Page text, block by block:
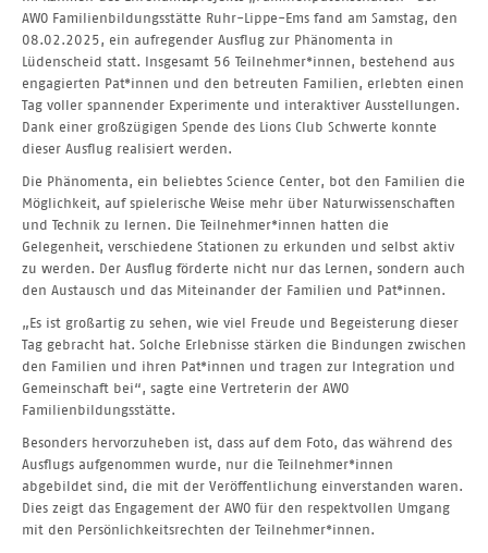
AWO Familienbildungsstätte Ruhr-Lippe-Ems fand am Samstag, den
08.02.2025, ein aufregender Ausflug zur Phänomenta in
Lüdenscheid statt. Insgesamt 56 Teilnehmer*innen, bestehend aus
engagierten Pat*innen und den betreuten Familien, erlebten einen
Tag voller spannender Experimente und interaktiver Ausstellungen.
Dank einer großzügigen Spende des Lions Club Schwerte konnte
dieser Ausflug realisiert werden.
Die Phänomenta, ein beliebtes Science Center, bot den Familien die
Möglichkeit, auf spielerische Weise mehr über Naturwissenschaften
und Technik zu lernen. Die Teilnehmer*innen hatten die
Gelegenheit, verschiedene Stationen zu erkunden und selbst aktiv
zu werden. Der Ausflug förderte nicht nur das Lernen, sondern auch
den Austausch und das Miteinander der Familien und Pat*innen.
„Es ist großartig zu sehen, wie viel Freude und Begeisterung dieser
Tag gebracht hat. Solche Erlebnisse stärken die Bindungen zwischen
den Familien und ihren Pat*innen und tragen zur Integration und
Gemeinschaft bei“, sagte eine Vertreterin der AWO
Familienbildungsstätte.
Besonders hervorzuheben ist, dass auf dem Foto, das während des
Ausflugs aufgenommen wurde, nur die Teilnehmer*innen
abgebildet sind, die mit der Veröffentlichung einverstanden waren.
Dies zeigt das Engagement der AWO für den respektvollen Umgang
mit den Persönlichkeitsrechten der Teilnehmer*innen.